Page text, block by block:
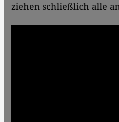
ziehen schließlich alle